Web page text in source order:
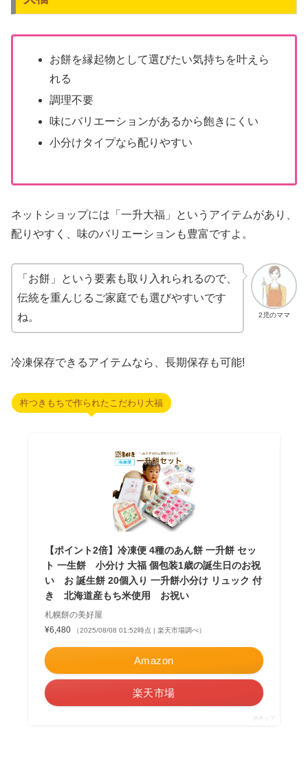
お餅を縁起物として選びたい気持ちを叶えら
れる
調理不要
味にバリエーションがあるから飽きにくい
小分けタイプなら配りやすい
ネットショップには「一升大福」というアイテムがあり、
配りやすく、味のバリエーションも豊富ですよ。
2児のママ
「お餅」という要素も取り入れられるので、
伝統を重んじるご家庭でも選びやすいです
ね。
冷凍保存できるアイテムなら、長期保存も可能!
杵つきもちで作られたこだわり大福
【ポイント2倍】冷凍便 4種のあん餅 一升餅 セッ
ト 一生餅 小分け 大福 個包装1歳の誕生日のお祝
い お 誕生餅 20個入り 一升餅小分け リュック 付
き 北海道産もち米使用 お祝い
札幌餅の美好屋
¥6,480
（2025/08/08 01:52時点 | 楽天市場調べ）
Amazon
楽天市場
ポチップ